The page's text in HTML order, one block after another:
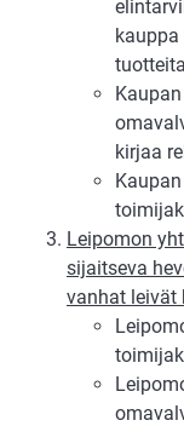
kirjaa
Leipomon
sijaitseva
vanhat leivät